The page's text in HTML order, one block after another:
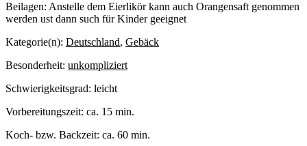
Beilagen: Anstelle dem Eierlikör kann auch Orangensaft genommen
werden ust dann such für Kinder geeignet
Kategorie(n): Deutschland, Gebäck
Besonderheit: unkompliziert
Schwierigkeitsgrad: leicht
Vorbereitungszeit: ca. 15 min.
Koch- bzw. Backzeit: ca. 60 min.